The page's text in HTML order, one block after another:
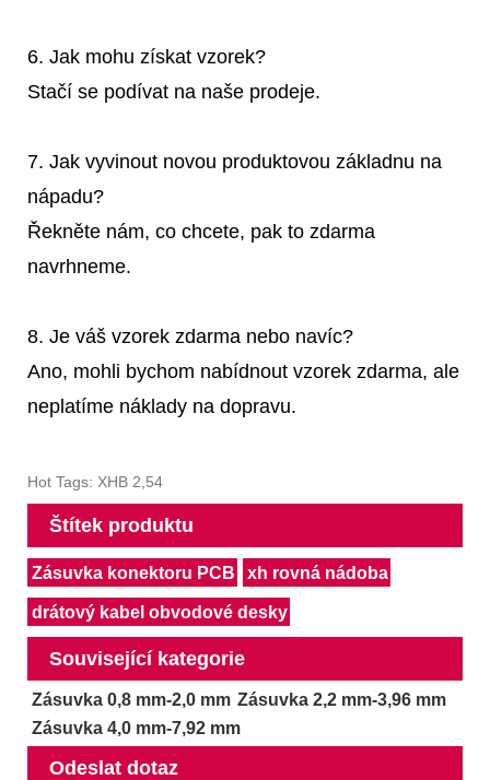
6. Jak mohu získat vzorek?
Stačí se podívat na naše prodeje.
7. Jak vyvinout novou produktovou základnu na
nápadu?
Řekněte nám, co chcete, pak to zdarma
navrhneme.
8. Je váš vzorek zdarma nebo navíc?
Ano, mohli bychom nabídnout vzorek zdarma, ale
neplatíme náklady na dopravu.
Hot Tags: XHB 2,54
Štítek produktu
Zásuvka konektoru PCB xh rovná nádoba
drátový kabel obvodové desky
Související kategorie
Zásuvka 0,8 mm-2,0 mm Zásuvka 2,2 mm-3,96 mm
Zásuvka 4,0 mm-7,92 mm
Odeslat dotaz